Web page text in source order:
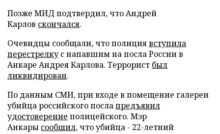
Позже МИД подтвердил, что Андрей
Карлов скончался.
Очевидцы сообщали, что полициявступила
перестрелкус напавшим на посла России в
Анкаре Андрея Карлова. Террорист был
ликвидирован.
По данным СМИ, при входе в помещение галереи
убийца российского послапредъявил
удостоверение полицейского. Мэр
Анкары сообщил, что убийца - 22-летний